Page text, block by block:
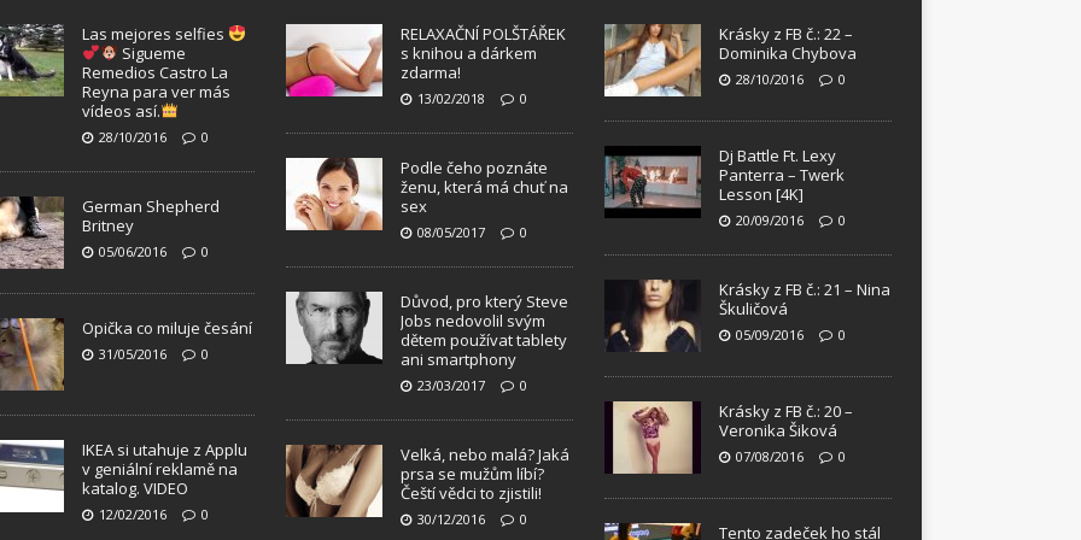
Las mejores selfies
Sigueme
Remedios Castro La
Reyna para ver más
vídeos así.
28/10/2016 0
German Shepherd
Britney
05/06/2016 0
Opička co miluje česání
31/05/2016 0
IKEA si utahuje z Applu
v geniální reklamě na
katalog. VIDEO
12/02/2016 0
RELAXAČNÍ POLŠTÁŘEK
s knihou a dárkem
zdarma!
13/02/2018 0
Podle čeho poznáte
ženu, která má chuť na
sex
08/05/2017 0
Důvod, pro který Steve
Jobs nedovolil svým
dětem používat tablety
ani smartphony
23/03/2017 0
Velká, nebo malá? Jaká
prsa se mužům líbí?
Čeští vědci to zjistili!
30/12/2016 0
Krásky z FB č.: 22 –
Dominika Chybova
28/10/2016 0
Dj Battle Ft. Lexy
Panterra – Twerk
Lesson [4K]
20/09/2016 0
Krásky z FB č.: 21 – Nina
Škuličová
05/09/2016 0
Krásky z FB č.: 20 –
Veronika Šiková
07/08/2016 0
Tento zadeček ho stál